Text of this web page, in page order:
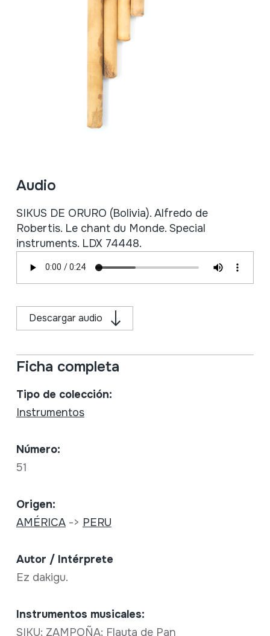
Audio
SIKUS DE ORURO (Bolivia). Alfredo de
Robertis. Le chant du Monde. Special
instruments. LDX 74448.
Descargar audio
Ficha completa
Tipo de colección:
Instrumentos
Número:
51
Origen:
AMÉRICA-> PERU
Autor / Intérprete
Ez dakigu.
Instrumentos musicales:
SIKU; ZAMPOÑA; Flauta de Pan